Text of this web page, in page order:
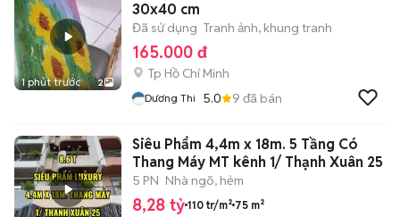
1 phút trước 2
30x40 cm
Đã sử dụng Tranh ảnh, khung tranh
165.000 đ
Tp Hồ Chí Minh
Dương Thi 5.0 9 đã bán
Siêu Phẩm 4,4m x 18m. 5 Tầng Có
Thang Máy MT kênh 1/ Thạnh Xuân 25
5 PN Nhà ngõ, hẻm
8,28 tỷ 110 tr/m² 75 m²